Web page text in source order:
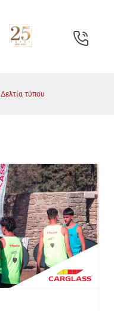
Δελτία τύπου